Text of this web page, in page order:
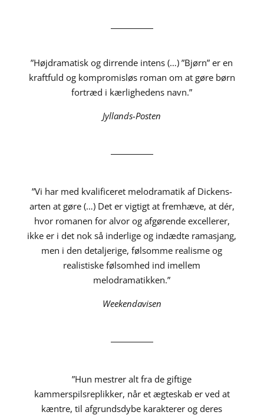
”Højdramatisk og dirrende intens (…) ”Bjørn” er en
kraftfuld og kompromisløs roman om at gøre børn
fortræd i kærlighedens navn.”
Jyllands-Posten
”Vi har med kvalificeret melodramatik af Dickens-
arten at gøre (…) Det er vigtigt at fremhæve, at dér,
hvor romanen for alvor og afgørende excellerer,
ikke er i det nok så inderlige og indædte ramasjang,
men i den detaljerige, følsomme realisme og
realistiske følsomhed ind imellem
melodramatikken.”
Weekendavisen
”Hun mestrer alt fra de giftige
kammerspilsreplikker, når et ægteskab er ved at
kæntre, til afgrundsdybe karakterer og deres